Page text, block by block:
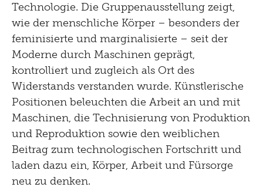
Technologie. Die Gruppenausstellung zeigt,
wie der menschliche Körper – besonders der
feminisierte und marginalisierte – seit der
Moderne durch Maschinen geprägt,
kontrolliert und zugleich als Ort des
Widerstands verstanden wurde. Künstlerische
Positionen beleuchten die Arbeit an und mit
Maschinen, die Technisierung von Produktion
und Reproduktion sowie den weiblichen
Beitrag zum technologischen Fortschritt und
laden dazu ein, Körper, Arbeit und Fürsorge
neu zu denken.